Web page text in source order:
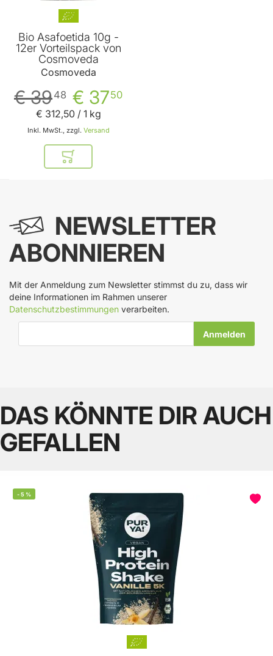
Bio Asafoetida 10g -
12er Vorteilspack von
Cosmoveda
Cosmoveda
€ 3750
€ 3948
Inkl. MwSt., zzgl. Versand
€ 312,50/ 1 kg
In den Warenkorb
NEWSLETTER
ABONNIEREN
Mit der Anmeldung zum Newsletter stimmst du zu, dass wir
deine Informationen im Rahmen unserer
Datenschutzbestimmungen verarbeiten.
DAS KÖNNTE DIR AUCH
GEFALLEN
-5 %